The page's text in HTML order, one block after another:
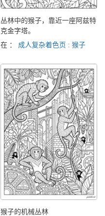
丛林中的猴子，靠近一座阿兹特
克金字塔。
在 ： 成人复杂着色页 : 猴子
猴子的机械丛林